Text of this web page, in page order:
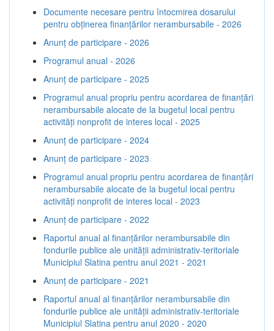
Documente necesare pentru întocmirea dosarului
pentru obținerea finanțărilor nerambursabile - 2026
Anunț de participare - 2026
Programul anual - 2026
Anunț de participare - 2025
Programul anual propriu pentru acordarea de finanţări
nerambursabile alocate de la bugetul local pentru
activităţi nonprofit de interes local - 2025
Anunț de participare - 2024
Anunț de participare - 2023
Programul anual propriu pentru acordarea de finanţări
nerambursabile alocate de la bugetul local pentru
activităţi nonprofit de interes local - 2023
Anunț de participare - 2022
Raportul anual al finanțărilor nerambursabile din
fondurile publice ale unității administrativ-teritoriale
Municipiul Slatina pentru anul 2021 - 2021
Anunț de participare - 2021
Raportul anual al finanțărilor nerambursabile din
fondurile publice ale unității administrativ-teritoriale
Municipiul Slatina pentru anul 2020 - 2020